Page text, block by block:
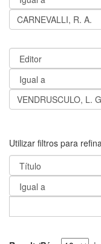
Utilizar filtros para